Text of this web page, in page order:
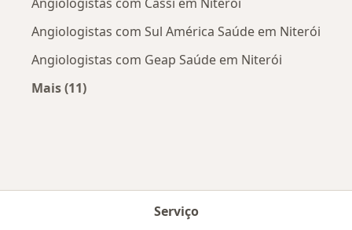
Angiologistas com Sul América Saúde em Niterói
Angiologistas com Geap Saúde em Niterói
Mais (11)
Serviço